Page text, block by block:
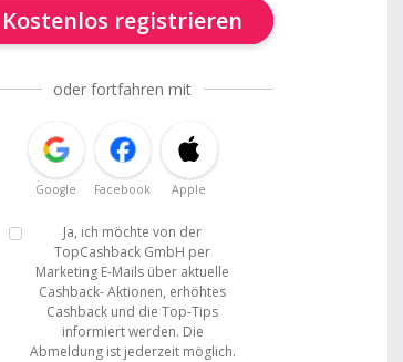
Kostenlos registrieren
oder fortfahren mit
Google Facebook Apple
Ja, ich möchte von der
TopCashback GmbH per
Marketing E-Mails über aktuelle
Cashback- Aktionen, erhöhtes
Cashback und die Top-Tips
informiert werden. Die
Abmeldung ist jederzeit möglich.